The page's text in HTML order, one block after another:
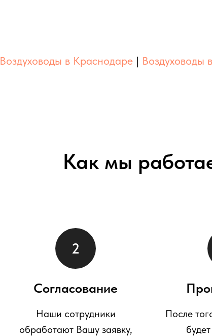
Воздуховоды в Краснодаре | Воздуховоды
Как мы
Согласование
Наши сотрудники
обработают Вашу заявку,
После